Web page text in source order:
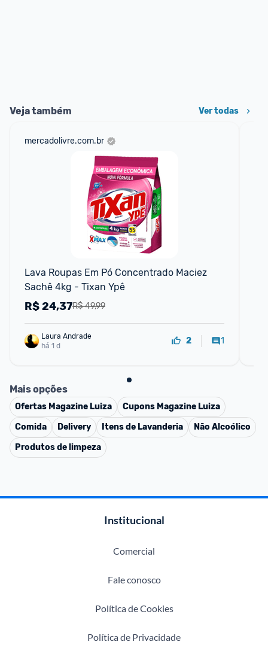
Veja também Ver todas
mercadolivre.com.br
Lava Roupas Em Pó Concentrado Maciez
Sachê 4kg - Tixan Ypê
R$ 49,99
R$24,37
Laura Andrade
há 1 d
2 1
Mais opções
Ofertas Magazine Luiza Cupons Magazine Luiza
Comida
Delivery Itens de Lavanderia
Não Alcoólico
Produtos de limpeza
Institucional
Comercial
Fale conosco
Política de Cookies
Política de Privacidade